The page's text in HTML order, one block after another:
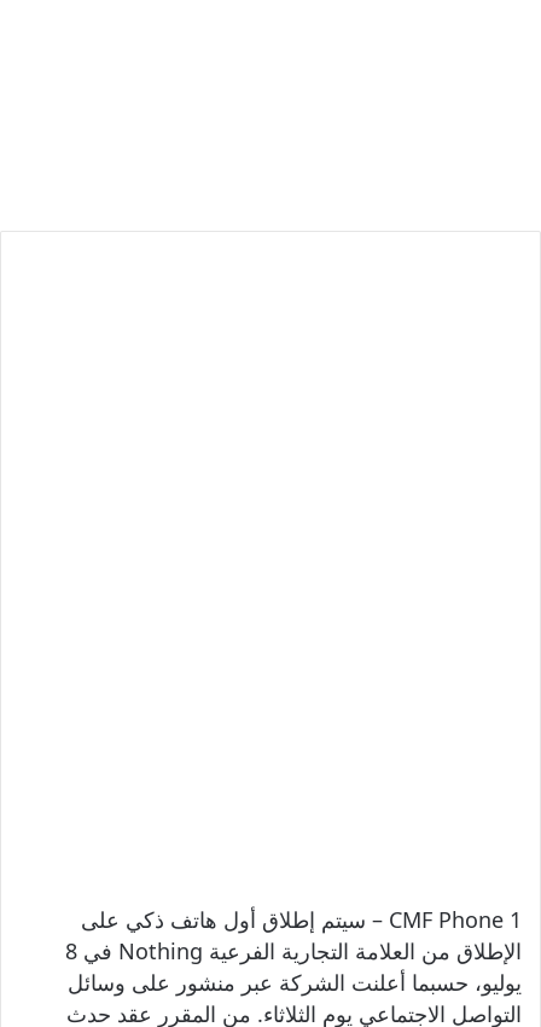
CMF Phone 1 – سيتم إطلاق أول هاتف ذكي على
الإطلاق من العلامة التجارية الفرعية Nothing في 8
يوليو، حسبما أعلنت الشركة عبر منشور على وسائل
التواصل الاجتماعي يوم الثلاثاء. من المقرر عقد حدث